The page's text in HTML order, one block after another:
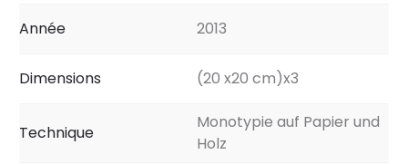
Année 2013
Dimensions (20 x20 cm)x3
Technique
Monotypie auf Papier und
Holz